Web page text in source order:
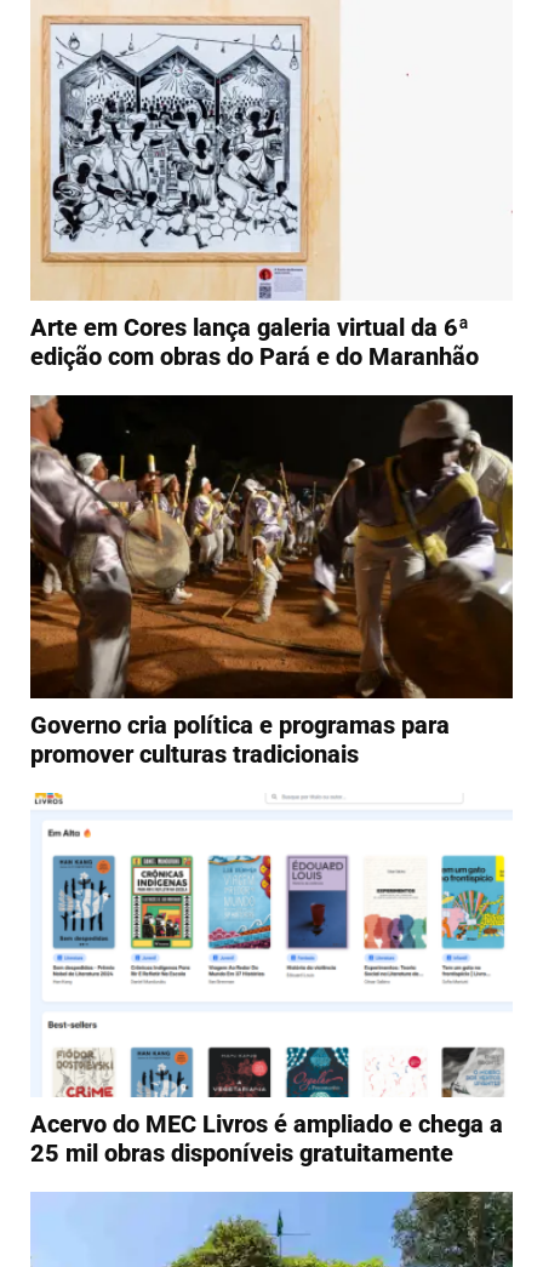
Arte em Cores lança galeria virtual da 6ª
edição com obras do Pará e do Maranhão
Governo cria política e programas para
promover culturas tradicionais
Acervo do MEC Livros é ampliado e chega a
25 mil obras disponíveis gratuitamente